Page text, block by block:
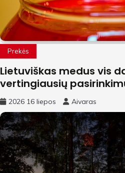
Prekės
Lietuviškas medus vis
vertingiausių
2026 16 liepos Aivaras